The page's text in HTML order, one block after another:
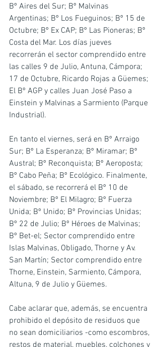
Bº Aires del Sur; Bº Malvinas
Argentinas; Bº Los Fueguinos; Bº 15 de
Octubre; Bº Ex CAP; Bº Las Pioneras; Bº
Costa del Mar. Los días jueves
recorrerán el sector comprendido entre
las calles 9 de Julio, Antuna, Cámpora;
17 de Octubre, Ricardo Rojas a Güemes;
El Bº AGP y calles Juan José Paso a
Einstein y Malvinas a Sarmiento (Parque
Industrial).
En tanto el viernes, será en Bº Arraigo
Sur; Bº La Esperanza; Bº Miramar; Bº
Austral; Bº Reconquista; Bº Aeroposta;
Bº Cabo Peña; Bº Ecológico. Finalmente,
el sábado, se recorrerá el Bº 10 de
Noviembre; Bº El Milagro; Bº Fuerza
Unida; Bº Unido; Bº Provincias Unidas;
Bº 22 de Julio; Bº Héroes de Malvinas;
Bº Bet-el; Sector comprendido entre
Islas Malvinas, Obligado, Thorne y Av.
San Martín; Sector comprendido entre
Thorne, Einstein, Sarmiento, Cámpora,
Altuna, 9 de Julio y Güemes.
Cabe aclarar que, además, se encuentra
prohibido el depósito de residuos que
no sean domiciliarios -como escombros,
restos de material, muebles, colchones y